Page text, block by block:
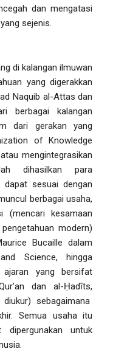
dan mengatasi
sejenis.
di kalangan ilmuwan
yang digerakkan
Naquib al-Attas dan
berbagai kalangan
dari gerakan yang
of Knowledge
mengintegrasikan
dihasilkan para
sesuai dengan
berbagai usaha,
(mencari kesamaan
modern)
Bucaille dalam
Science, hingga
ajaran yang bersifat
danal-Ḥadīts,
sebagaimana
Semua usaha itu
dipergunakan untuk